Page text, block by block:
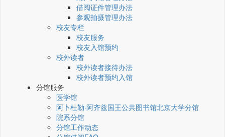
借阅证件管理办法
参观拍摄管理办法
校友专栏
校友服务
校友入馆预约
校外读者
校外读者接待办法
校外读者预约入馆
分馆服务
医学馆
阿卜杜勒·阿齐兹国王公共图书馆北京大学分馆
院系分馆
分馆工作动态